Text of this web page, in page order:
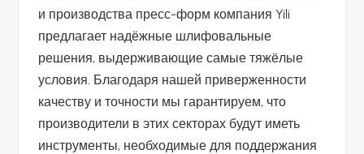
и производства пресс-форм компания Yili
предлагает надёжные шлифовальные
решения, выдерживающие самые тяжёлые
условия. Благодаря нашей приверженности
качеству и точности мы гарантируем, что
производители в этих секторах будут иметь
инструменты, необходимые для поддержания